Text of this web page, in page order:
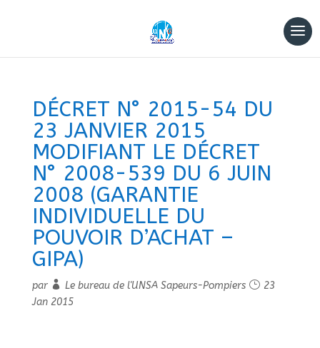
DÉCRET N° 2015-54 DU
23 JANVIER 2015
MODIFIANT LE DÉCRET
N° 2008-539 DU 6 JUIN
2008 (GARANTIE
INDIVIDUELLE DU
POUVOIR D’ACHAT –
GIPA)
par Le bureau de l'UNSA Sapeurs-Pompiers
23
Jan 2015